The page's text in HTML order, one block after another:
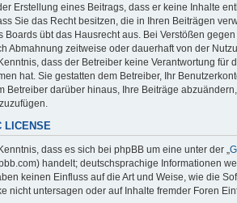
Erstellung eines Beitrags, dass er keine Inhalte
Sie das Recht besitzen, die in Ihren Beiträgen
Boards übt das Hausrecht aus. Bei Verstößen
Abmahnung zeitweise oder dauerhaft von der
dass der Betreiber keine Verantwortung
hat. Sie gestatten dem Betreiber, Ihr
Betreiber darüber hinaus, Ihre Beiträge
LICENSE
dass es sich bei phpBB um eine unter der „
handelt; deutschsprachige Informationen
keinen Einfluss auf die Art und Weise, wie die
nicht untersagen oder auf Inhalte fremder Foren